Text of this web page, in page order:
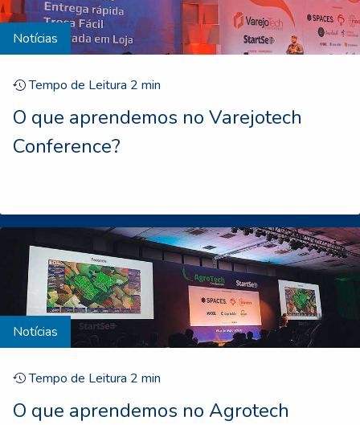
Notícias
Tempo de Leitura 2 min
O que aprendemos no Varejotech
Conference?
Notícias
Tempo de Leitura 2 min
O que aprendemos no Agrotech